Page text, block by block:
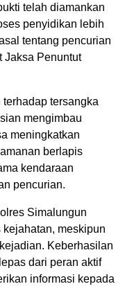
telah diamankan
penyidikan lebih
tentang pencurian
Jaksa Penuntut
tersangka
mengimbau
meningkatkan
berlapis
kendaraan
pencurian.
Simalungun
meskipun
Keberhasilan
dari peran aktif
informasi kepada